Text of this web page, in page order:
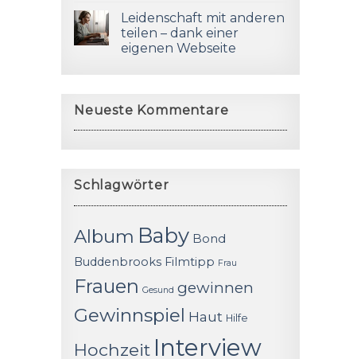
Leidenschaft mit anderen
teilen – dank einer
eigenen Webseite
Neueste Kommentare
Schlagwörter
Album Baby Bond
Buddenbrooks Filmtipp Frau
Frauen Gesund gewinnen
Gewinnspiel Haut Hilfe
Hochzeit Interview